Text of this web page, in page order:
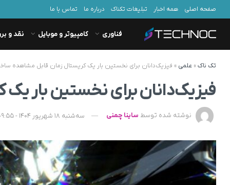
صفحه اصلی همه اخبار تبلیغات تکناک درباره ما تماس با ما
فناوری کامپیوتر و موبایل نقد و
تک ناک» علمی » فیزیک‌دانان برای نخستین ‌بار یک کریستال زمان قابل مشاهده
فیزیک‌دانان برای نخستین ‌بار
نوشته شده توسط ساینا چمنی سه‌شنبه 18 شهریور 1404 - 09:55